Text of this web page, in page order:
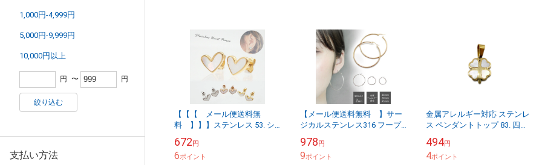
1,000円-4,999円
5,000円-9,999円
10,000円以上
円 〜 円
絞り込む
支払い方法
【【【 メール便送料無
料 】】】ステンレス 53. シ
アス 1ペア 当店オリジナル 金
属アレルギー対...
672円
6ポイント
【メール便送料無料 】サー
ジカルステンレス316 フープ
30mm 45mm）1ペア 金属アレ
ルギ...
978円
9ポイント
金属アレルギー対応 ステンレ
ス ペンダントトップ 83. 四葉
ゴールド
494円
4ポイント